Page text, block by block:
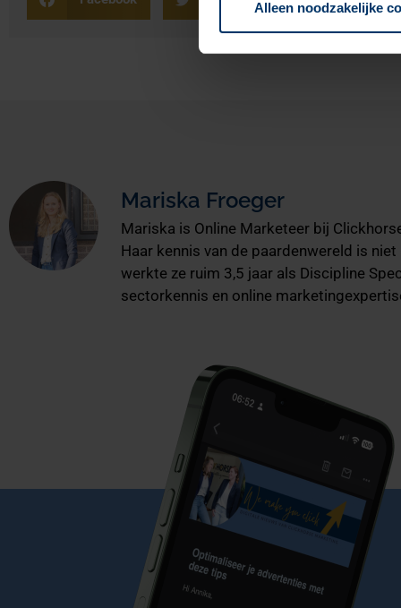
Alleen noodzakelijke
Mariska Froeger
Mariska is Online Marketeer bij
Haar kennis van de paardenwereld is
werkte ze ruim 3,5 jaar als Discipline
sectorkennis en online